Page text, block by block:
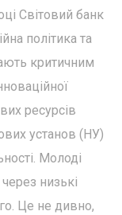
Світовий банк
політика та
критичним
ресурсів
установ (НУ)
Молоді
низькі
Це не дивно,